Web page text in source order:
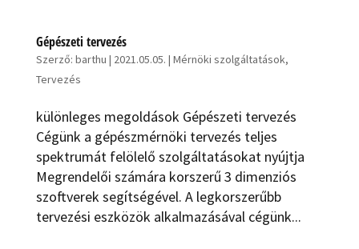
Gépészeti tervezés
Szerző: barthu | 2021.05.05. | Mérnöki szolgáltatások,
Tervezés
különleges megoldások Gépé­sze­ti ter­ve­zés
Cégünk a gépészmérnöki tervezés teljes
spektrumát felölelő szolgáltatásokat nyújtja
Megrendelői számára korszerű 3 dimenziós
szoftverek segítségével. A legkorszerűbb
tervezési eszközök alkalmazásával cégünk...